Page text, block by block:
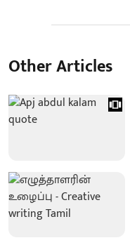
Other Articles